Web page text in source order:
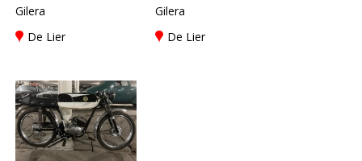
Gilera
De Lier
Gilera
De Lier